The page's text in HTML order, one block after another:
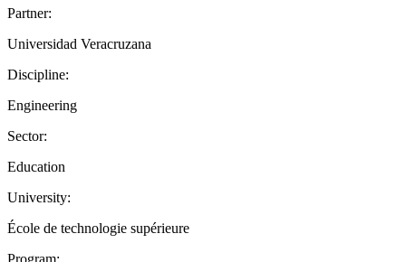
Partner:
Universidad Veracruzana
Discipline:
Engineering
Sector:
Education
University:
École de technologie supérieure
Program: